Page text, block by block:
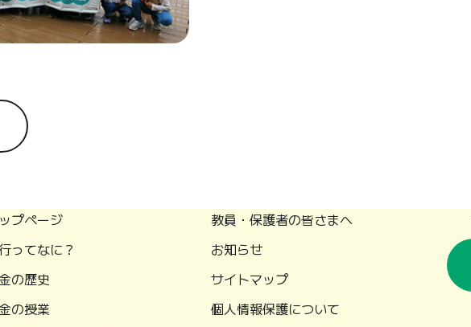
プページ
ってなに？
の歴史
の授業
教員・保護者の皆さまへ
お知らせ
サイトマップ
個人情報保護について